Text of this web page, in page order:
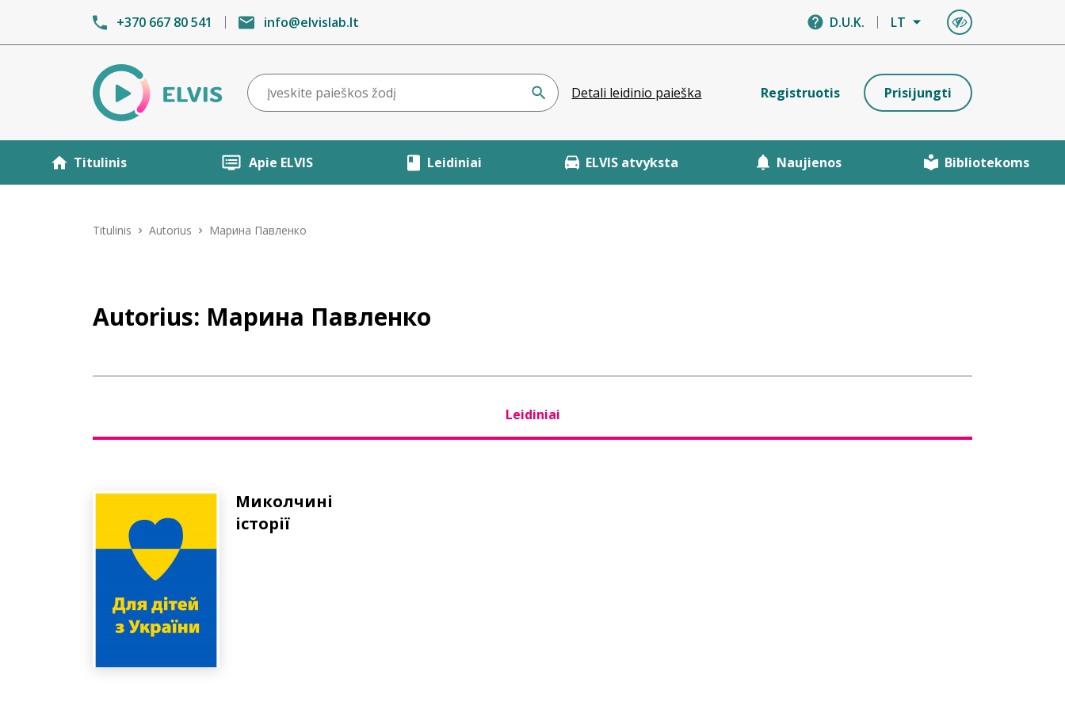
+370 667 80 541 info@elvislab.lt D.U.K. LT
Detali leidinio paieška Registruotis Prisijungti
Titulinis Apie ELVIS Leidiniai ELVIS atvyksta Naujienos Bibliotekoms
Titulinis Autorius Марина Павленко
Autorius: Марина Павленко
Leidiniai
Миколчині
історії